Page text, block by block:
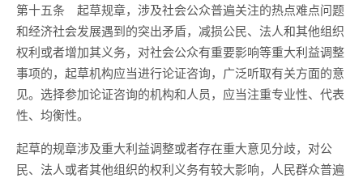
第十五条 起草规章，涉及社会公众普遍关注的热点难点问题
和经济社会发展遇到的突出矛盾，减损公民、法人和其他组织
权利或者增加其义务，对社会公众有重要影响等重大利益调整
事项的，起草机构应当进行论证咨询，广泛听取有关方面的意
见。选择参加论证咨询的机构和人员，应当注重专业性、代表
性、均衡性。
起草的规章涉及重大利益调整或者存在重大意见分歧，对公
民、法人或者其他组织的权利义务有较大影响，人民群众普遍